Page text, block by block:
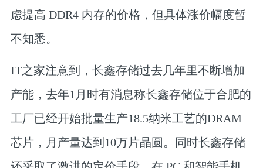
虑提高 DDR4 内存的价格， 但具体涨价幅度暂
不知悉。
IT之家注意到，长鑫存储过去几年里不断增加
产能，去年1月时有消息称长鑫存储位于合肥的
工厂已经开始批量生产18.5纳米工艺的DRAM
芯片，月产量达到10万片晶圆。同时长鑫存储